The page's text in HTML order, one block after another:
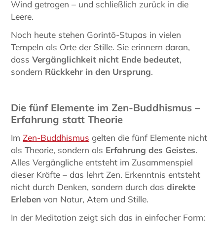
Wind getragen – und schließlich zurück in die
Leere.
Noch heute stehen Gorintō-Stupas in vielen
Tempeln als Orte der Stille. Sie erinnern daran,
dass Vergänglichkeit nicht Ende bedeutet,
sondern Rückkehr in den Ursprung.
Die fünf Elemente im Zen-Buddhismus –
Erfahrung statt Theorie
Im Zen-Buddhismus gelten die fünf Elemente nicht
als Theorie, sondern als Erfahrung des Geistes.
Alles Vergängliche entsteht im Zusammenspiel
dieser Kräfte – das lehrt Zen. Erkenntnis entsteht
nicht durch Denken, sondern durch das direkte
Erleben von Natur, Atem und Stille.
In der Meditation zeigt sich das in einfacher Form: